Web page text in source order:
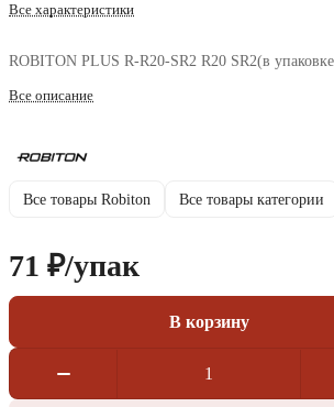
Все характеристики
ROBITON PLUS R-R20-SR2 R20 SR2(в
Все описание
Все товары Robiton Все товары категории
71 ₽/упак
В корзину